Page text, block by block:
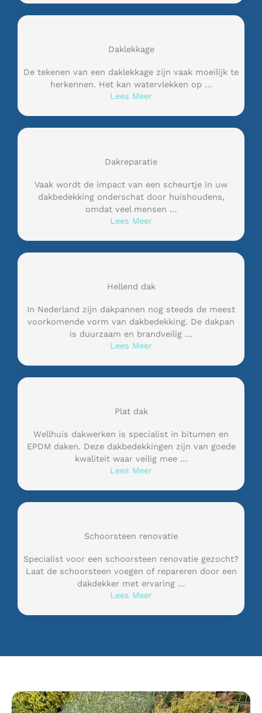
Daklekkage
De tekenen van een daklekkage zijn vaak moeilijk te
herkennen. Het kan watervlekken op …
Lees Meer
Dakreparatie
Vaak wordt de impact van een scheurtje in uw
dakbedekking onderschat door huishoudens,
omdat veel mensen …
Lees Meer
Hellend dak
In Nederland zijn dakpannen nog steeds de meest
voorkomende vorm van dakbedekking. De dakpan
is duurzaam en brandveilig …
Lees Meer
Plat dak
Wellhuis dakwerken is specialist in bitumen en
EPDM daken. Deze dakbedekkingen zijn van goede
kwaliteit waar veilig mee …
Lees Meer
Schoorsteen renovatie
Specialist voor een schoorsteen renovatie gezocht?
Laat de schoorsteen voegen of repareren door een
dakdekker met ervaring …
Lees Meer